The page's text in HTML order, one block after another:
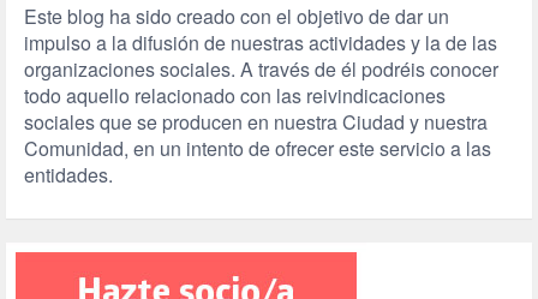
Este blog ha sido creado con el objetivo de dar un
impulso a la difusión de nuestras actividades y la de las
organizaciones sociales. A través de él podréis conocer
todo aquello relacionado con las reivindicaciones
sociales que se producen en nuestra Ciudad y nuestra
Comunidad, en un intento de ofrecer este servicio a las
entidades.